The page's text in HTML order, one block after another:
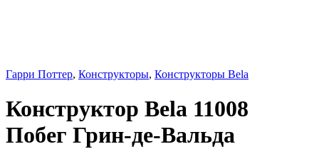
Гарри Поттер, Конструкторы, Конструкторы Bela
Конструктор Bela 11008
Побег Грин-де-Вальда